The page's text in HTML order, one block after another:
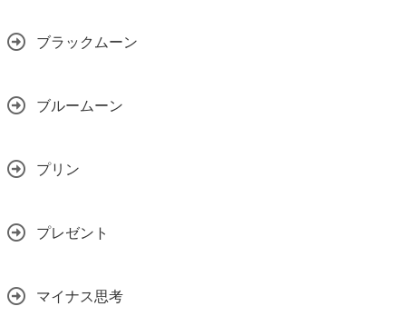
ブラックムーン
ブルームーン
プリン
プレゼント
マイナス思考